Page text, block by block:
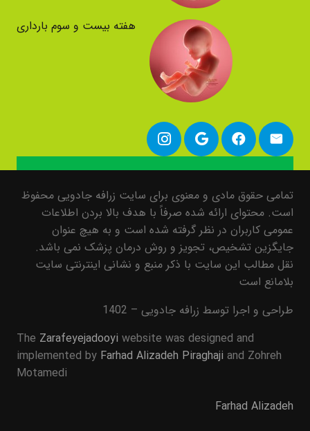
هفته بیست و سوم بارداری
تمامی حقوق مادی و معنوی برای سایت زرافه جادویی محفوظ
است. محتوای ارائه شده صرفاً با هدف بالا بردن اطلاعات
عمومی کاربران در نظر گرفته شده است و به هیچ عنوان
جایگزین تشخیص، تجویز و روش درمان پزشک نمی باشد.
نقل مطالب این سایت با ذکر منبع و نشانی اینترنتی سایت
بلامانع است
طراحی و اجرا توسط زرافه جادویی – 1402
The Zarafeyejadooyi website was designed and
implemented by Farhad Alizadeh Piraghaji and Zohreh
Motamedi
Farhad Alizadeh